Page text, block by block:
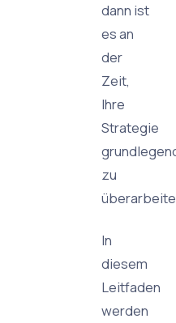
dann ist
es an
der
Zeit,
Ihre
Strategie
zu
In
diesem
Leitfaden
werden